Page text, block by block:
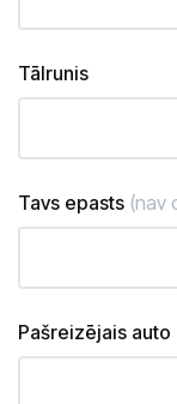
Tālrunis
Tavs epasts (nav
Pašreizējais auto